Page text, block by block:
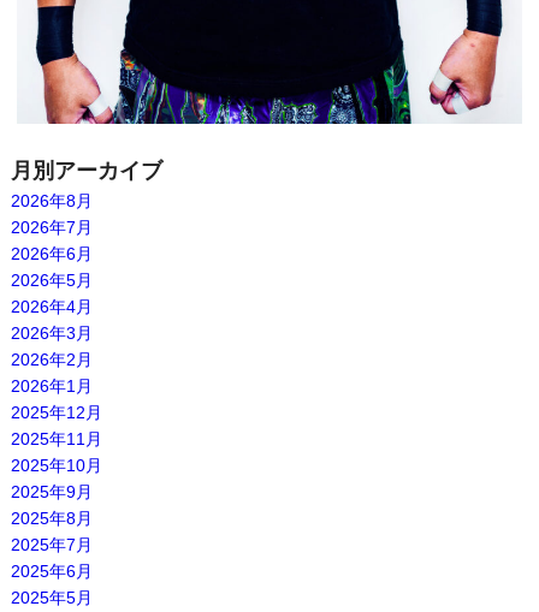
月別アーカイブ
2026年8月
2026年7月
2026年6月
2026年5月
2026年4月
2026年3月
2026年2月
2026年1月
2025年12月
2025年11月
2025年10月
2025年9月
2025年8月
2025年7月
2025年6月
2025年5月